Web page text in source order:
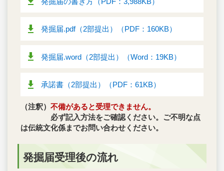
発掘届.pdf（2部提出）（PDF：160KB）
発掘届.word（2部提出）（Word：19KB）
承諾書（2部提出）（PDF：61KB）
（注釈） 不備があると受理できません。
必ず記入方法をご確認ください。ご不明な点
は伝統文化係までお問い合わせください。
発掘届受理後の流れ